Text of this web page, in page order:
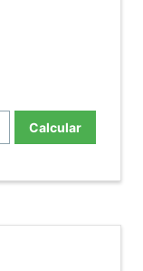
Calcular